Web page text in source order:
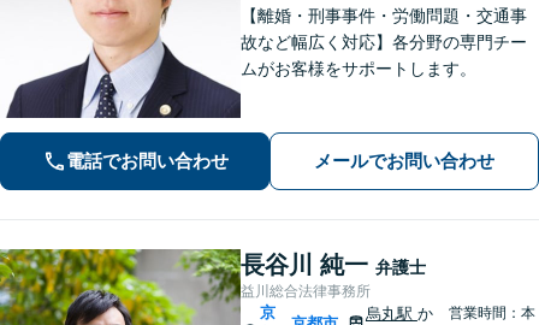
【離婚・刑事事件・労働問題・交通事
故など幅広く対応】各分野の専門チー
ムがお客様をサポートします。
電話でお問い合わせ メールでお問い合わせ
長谷川 純一 弁護士
益川総合法律事務所
京
烏丸駅 か
営業時間：本